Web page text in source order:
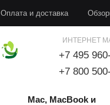
Оплата и доставка
ИНТЕРНЕТ
+7 495
+7 800
Mac, MacBook и